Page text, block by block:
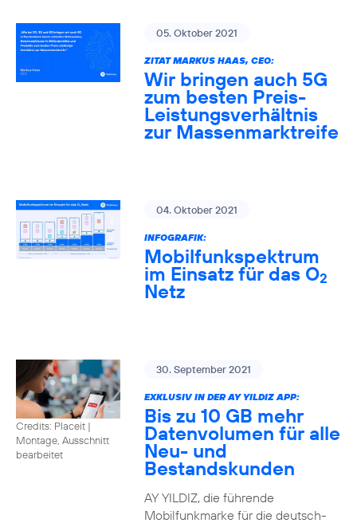
05. Oktober 2021
ZITAT MARKUS HAAS, CEO:
Wir bringen auch 5G
zum besten Preis-
Leistungsverhältnis
zur Massenmarktreife
04. Oktober 2021
INFOGRAFIK:
Mobilfunkspektrum
im Einsatz für das O2
Netz
Credits: Placeit |
Montage, Ausschnitt
bearbeitet
30. September 2021
EXKLUSIV IN DER AY YILDIZ APP:
Bis zu 10 GB mehr
Datenvolumen für alle
Neu- und
Bestandskunden
AY YILDIZ, die führende
Mobilfunkmarke für die deutsch-